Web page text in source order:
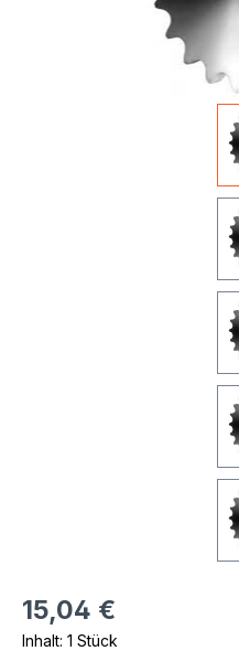
Regulärer Preis:
15,04 €
Inhalt: 1 Stück